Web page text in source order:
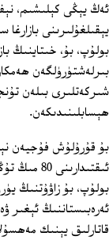
ئەڭ يېڭى كېلىشىم،
يېقىلغۇلىرىنى
بولۇپ، بۇ، خىتاينىڭ
بىرلەشتۈرۈلگەن
شىركەتلىرى بىلەن
ھېسابلىنىدىكەن.
بۇ قۇرۇلۇش فۇجيەن
بولۇپ، بۇ زاۋۇتنىڭ
ئەرەبىستاننىڭ ئېغىر